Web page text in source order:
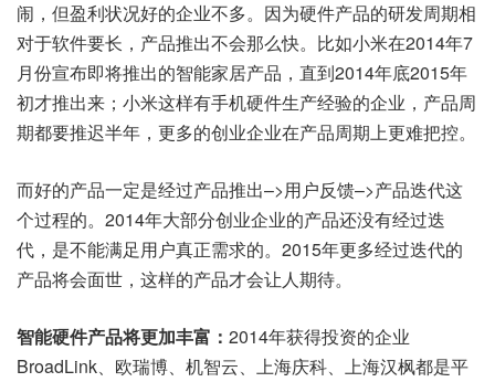
闹，但盈利状况好的企业不多。因为硬件产品的研发周期相
对于软件要长，产品推出不会那么快。比如小米在2014年7
月份宣布即将推出的智能家居产品，直到2014年底2015年
初才推出来；小米这样有手机硬件生产经验的企业，产品周
期都要推迟半年，更多的创业企业在产品周期上更难把控。
而好的产品一定是经过产品推出–>用户反馈–>产品迭代这
个过程的。2014年大部分创业企业的产品还没有经过迭
代，是不能满足用户真正需求的。2015年更多经过迭代的
产品将会面世，这样的产品才会让人期待。
智能硬件产品将更加丰富： 2014年获得投资的企业
BroadLink、欧瑞博、机智云、上海庆科、上海汉枫都是平